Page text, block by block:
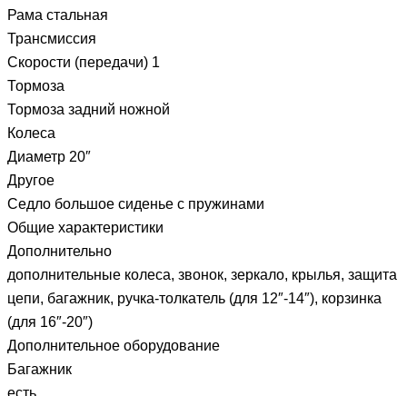
Рама стальная
Трансмиссия
Скорости (передачи) 1
Тормоза
Тормоза задний ножной
Колеса
Диаметр 20″
Другое
Седло большое сиденье с пружинами
Общие характеристики
Дополнительно
дополнительные колеса, звонок, зеркало, крылья, защита
цепи, багажник, ручка-толкатель (для 12″-14″), корзинка
(для 16″-20″)
Дополнительное оборудование
Багажник
есть